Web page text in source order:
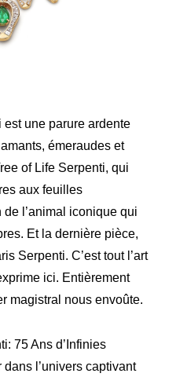
une parure ardente
émeraudes et
of Life Serpenti, qui
aux feuilles
de l’animal iconique qui
Et la dernière pièce,
Serpenti. C’est tout l’art
ici. Entièrement
magistral nous envoûte.
75 Ans d’Infinies
l’univers captivant